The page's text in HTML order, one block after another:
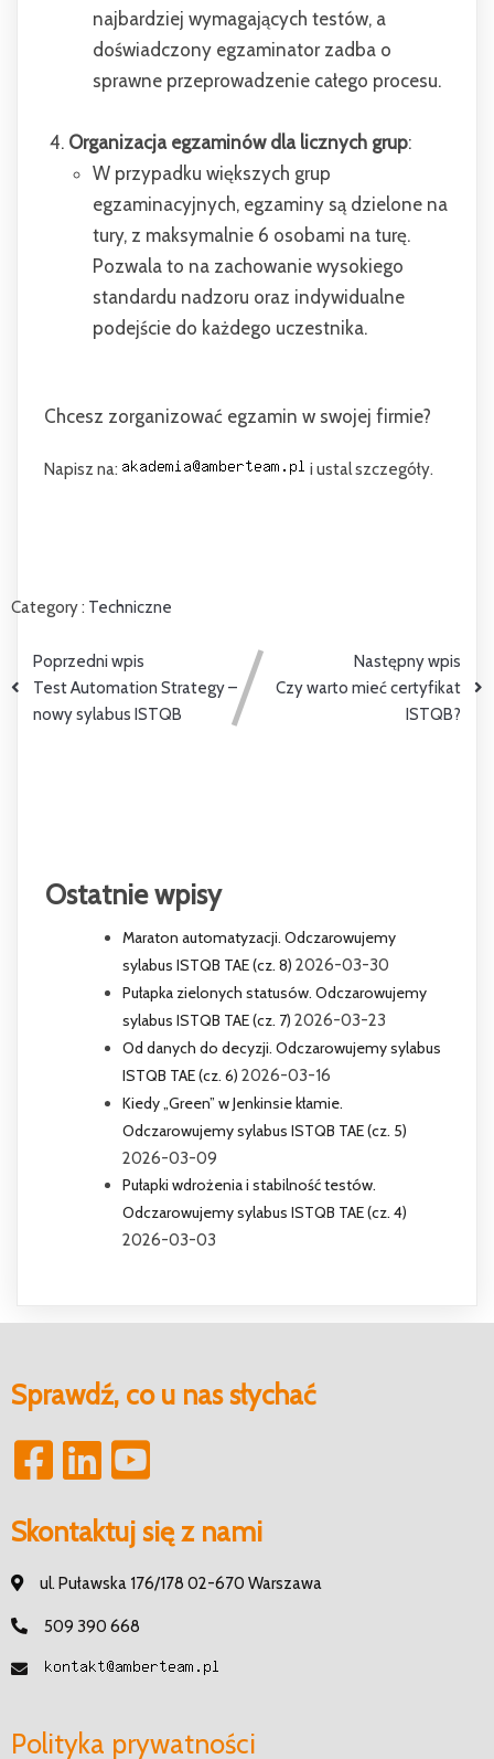
najbardziej wymagających testów, a
doświadczony egzaminator zadba o
sprawne przeprowadzenie całego procesu.
Organizacja egzaminów dla licznych grup:
W przypadku większych grup
egzaminacyjnych, egzaminy są dzielone na
tury, z maksymalnie 6 osobami na turę.
Pozwala to na zachowanie wysokiego
standardu nadzoru oraz indywidualne
podejście do każdego uczestnika.
Chcesz zorganizować egzamin w swojej firmie?
Napisz na: i ustal szczegóły.
Category : Techniczne
Poprzedni wpis
Test Automation Strategy –
nowy sylabus ISTQB
Następny wpis
Czy warto mieć certyfikat
ISTQB?
Ostatnie wpisy
Maraton automatyzacji. Odczarowujemy
sylabus ISTQB TAE (cz. 8) 2026-03-30
Pułapka zielonych statusów. Odczarowujemy
sylabus ISTQB TAE (cz. 7) 2026-03-23
Od danych do decyzji. Odczarowujemy sylabus
ISTQB TAE (cz. 6) 2026-03-16
Kiedy „Green” w Jenkinsie kłamie.
Odczarowujemy sylabus ISTQB TAE (cz. 5)
2026-03-09
Pułapki wdrożenia i stabilność testów.
Odczarowujemy sylabus ISTQB TAE (cz. 4)
2026-03-03
Sprawdź, co u nas słychać
Skontaktuj się z nami
ul. Puławska 176/178 02-670 Warszawa
509 390 668
Polityka prywatności